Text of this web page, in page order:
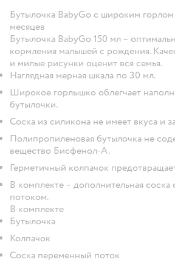
Бутылочка BabyGo с широким
месяцев
Бутылочка BabyGo 150 мл –
кормления малышей с рождения.
и милые рисунки оценит вся семья.
Наглядная мерная шкала по 30 мл.
Широкое горлышко облегчает
бутылочки.
Соска из силикона не имеет вкуса и
Полипропиленовая бутылочка не
вещество Бисфенол-А.
Герметичный колпачок
В комплекте – дополнительная
потоком.
В комплекте
Бутылочка
Колпачок
Соска переменный поток